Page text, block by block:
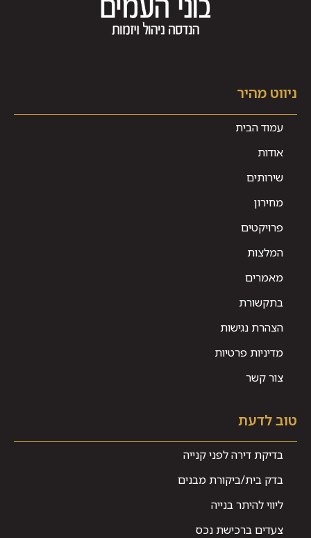
ניווט מהיר
עמוד הבית
אודות
שירותים
מחירון
פרויקטים
המלצות
מאמרים
בתקשורת
הצהרת נגישות
מדיניות פרטיות
צור קשר
טוב לדעת
בדיקת דירה לפני קנייה
בדק בית/ביקורת מבנים
ליווי להיתר בנייה
צעדים ברכישת נכס